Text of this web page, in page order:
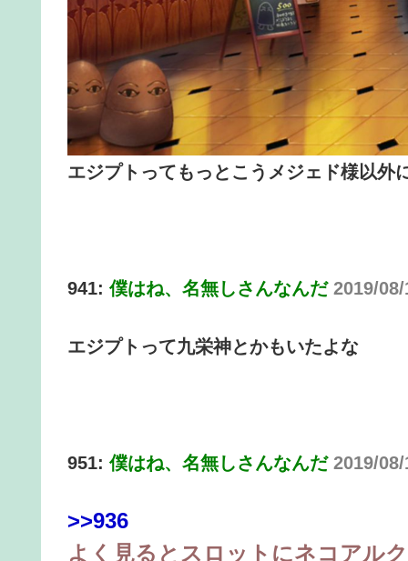
エジプトってもっとこうメジェド様以外
941:僕はね、名無しさんなんだ 2019/
エジプトって九栄神とかもいたよな
951:僕はね、名無しさんなんだ 2019/
>>936
よく見るとスロットにネコアル